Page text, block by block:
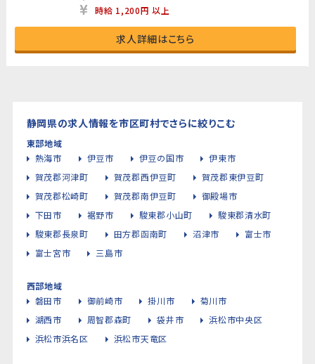
時給 1,200円 以上
求人詳細はこちら
静岡県の求人情報を市区町村でさらに絞りこむ
東部地域
熱海市
伊豆市 伊豆の国市
伊東市
賀茂郡河津町
賀茂郡西伊豆町
賀茂郡東伊豆町
賀茂郡松崎町
賀茂郡南伊豆町
御殿場市
下田市
裾野市 駿東郡小山町
駿東郡清水町
駿東郡長泉町
田方郡函南町 沼津市
富士市
富士宮市
三島市
西部地域
磐田市
御前崎市 掛川市
菊川市
湖西市
周智郡森町 袋井市
浜松市中央区
浜松市浜名区
浜松市天竜区